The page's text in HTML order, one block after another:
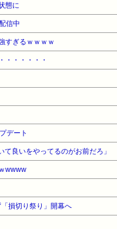
態に
信中
すぎるｗｗｗｗ
・・・・・・
デート
良いをやってるのがお前だろ」
wwww
損切り祭り」開幕へ